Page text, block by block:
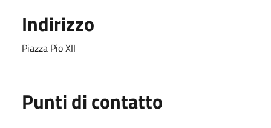
Indirizzo
Piazza Pio XII
Punti di contatto